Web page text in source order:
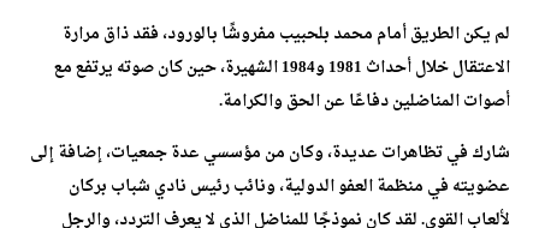
لم يكن الطريق أمام محمد بلحبيب مفروشًا بالورود، فقد ذاق مرارة
الاعتقال خلال أحداث 1981 و1984 الشهيرة، حين كان صوته يرتفع مع
أصوات المناضلين دفاعًا عن الحق والكرامة.
شارك في تظاهرات عديدة، وكان من مؤسسي عدة جمعيات، إضافة إلى
عضويته في منظمة العفو الدولية، ونائب رئيس نادي شباب بركان
لألعاب القوى. لقد كان نموذجًا للمناضل الذي لا يعرف التردد، والرجل